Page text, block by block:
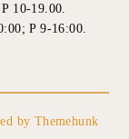
10-19.00.
P 9-16:00.
by Themehunk